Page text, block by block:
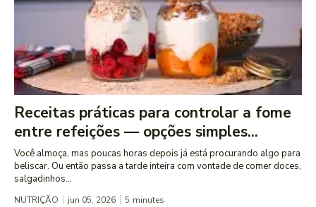
Receitas práticas para controlar a fome
entre refeições — opções simples...
Você almoça, mas poucas horas depois já está procurando algo para
beliscar. Ou então passa a tarde inteira com vontade de comer doces,
salgadinhos...
NUTRIÇÃO jun 05, 2026 5 minutes